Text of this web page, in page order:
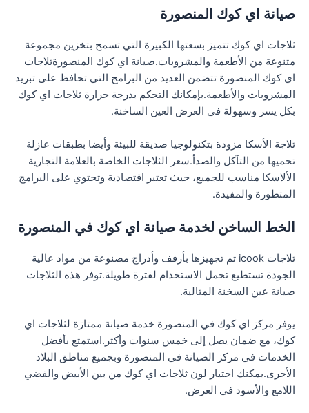
صيانة اي كوك المنصورة
ثلاجات اي كوك تتميز بسعتها الكبيرة التي تسمح بتخزين مجموعة
متنوعة من الأطعمة والمشروبات.صيانة اي كوك المنصورةثلاجات
اي كوك المنصورة تتضمن العديد من البرامج التي تحافظ على تبريد
المشروبات والأطعمة.بإمكانك التحكم بدرجة حرارة ثلاجات اي كوك
بكل يسر وسهولة في العرض العين الساخنة.
ثلاجة الأسكا مزودة بتكنولوجيا صديقة للبيئة وأيضا بطبقات عازلة
تحميها من التآكل والصدأ.سعر الثلاجات الخاصة بالعلامة التجارية
الألاسكا مناسب للجميع، حيث تعتبر اقتصادية وتحتوي على البرامج
المتطورة والمفيدة.
الخط الساخن لخدمة صيانة اي كوك في المنصورة
ثلاجات icook تم تجهيزها بأرفف وأدراج مصنوعة من مواد عالية
الجودة تستطيع تحمل الاستخدام لفترة طويلة.توفر هذه الثلاجات
صيانة عين السخنة المثالية.
يوفر مركز اي كوك في المنصورة خدمة صيانة ممتازة لثلاجات اي
كوك، مع ضمان يصل إلى خمس سنوات وأكثر.استمتع بأفضل
الخدمات في مركز الصيانة في المنصورة وبجميع مناطق البلاد
الأخرى.يمكنك اختيار لون ثلاجات اي كوك من بين الأبيض والفضي
اللامع والأسود في العرض.